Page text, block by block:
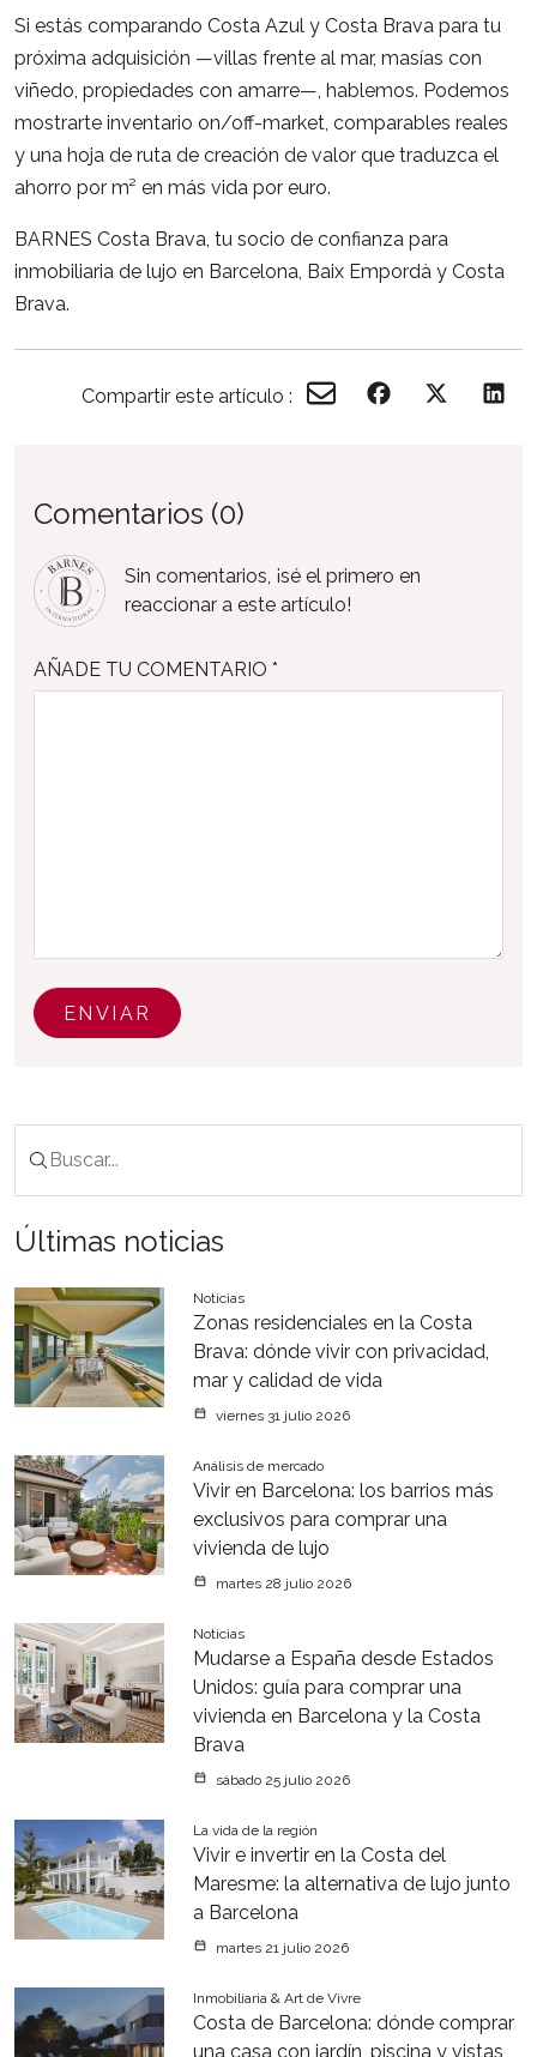
Si estás comparando Costa Azul y Costa Brava para tu
próxima adquisición —villas frente al mar, masías con
viñedo, propiedades con amarre—, hablemos. Podemos
mostrarte inventario on/off-market, comparables reales
y una hoja de ruta de creación de valor que traduzca el
ahorro por m² en más vida por euro.
BARNES Costa Brava, tu socio de confianza para
inmobiliaria de lujo en Barcelona, Baix Empordà y Costa
Brava.
Compartir este artículo :
Comentarios (0)
Sin comentarios, ¡sé el primero en
reaccionar a este artículo!
AÑADE TU COMENTARIO *
ENVIAR
Últimas noticias
Noticias
Zonas residenciales en la Costa
Brava: dónde vivir con privacidad,
mar y calidad de vida
viernes 31 julio 2026
Análisis de mercado
Vivir en Barcelona: los barrios más
exclusivos para comprar una
vivienda de lujo
martes 28 julio 2026
Noticias
Mudarse a España desde Estados
Unidos: guía para comprar una
vivienda en Barcelona y la Costa
Brava
sábado 25 julio 2026
La vida de la región
Vivir e invertir en la Costa del
Maresme: la alternativa de lujo junto
a Barcelona
martes 21 julio 2026
Inmobiliaria & Art de Vivre
Costa de Barcelona: dónde comprar
una casa con jardín, piscina y vistas